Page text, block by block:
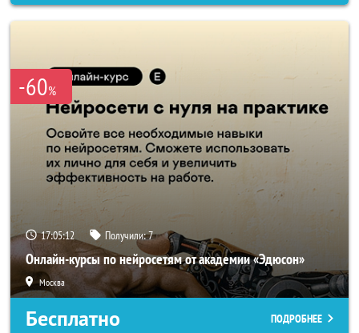
-60%
17:05:10 Получили:7
Онлайн-курсы по нейросетям от академии «Эдюсон»
Москва
Бесплатно ПОДРОБНЕЕ